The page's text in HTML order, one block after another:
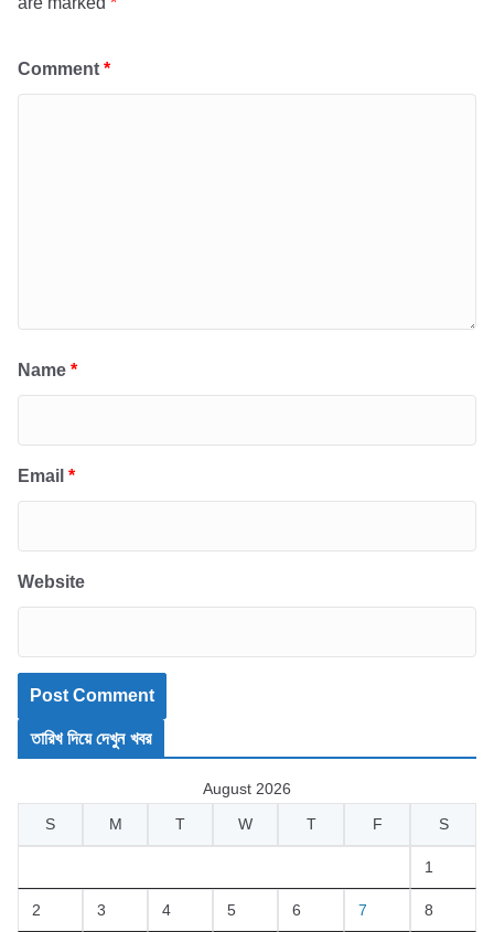
Comment *
Name *
Email *
Website
তারিখ দিয়ে দেখুন খবর
August 2026
S
M T W T F S
1
2 3 4 5 6 7 8